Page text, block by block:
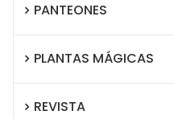
PANTEONES
PLANTAS MÁGICAS
REVISTA